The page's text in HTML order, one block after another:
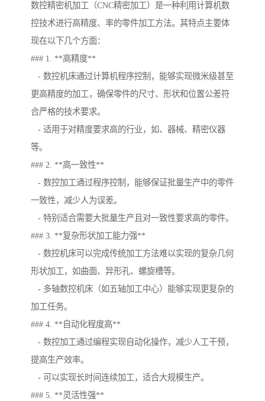
数控精密机加工（CNC精密加工）是一种利用计算机数
控技术进行高精度、率的零件加工方法。其特点主要体
现在以下几个方面：
### 1. **高精度**
- 数控机床通过计算机程序控制，能够实现微米级甚至
更高精度的加工，确保零件的尺寸、形状和位置公差符
合严格的技术要求。
- 适用于对精度要求高的行业，如、器械、精密仪器
等。
### 2. **高一致性**
- 数控加工通过程序控制，能够保证批量生产中的零件
一致性，减少人为误差。
- 特别适合需要大批量生产且对一致性要求高的零件。
### 3. **复杂形状加工能力强**
- 数控机床可以完成传统加工方法难以实现的复杂几何
形状加工，如曲面、异形孔、螺旋槽等。
- 多轴数控机床（如五轴加工中心）能够实现更复杂的
加工任务。
### 4. **自动化程度高**
- 数控加工通过编程实现自动化操作，减少人工干预，
提高生产效率。
- 可以实现长时间连续加工，适合大规模生产。
### 5. **灵活性强**